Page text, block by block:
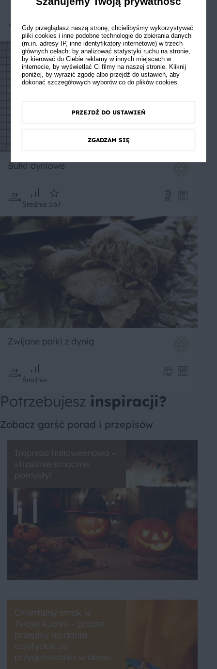
Średnie 5
Bułki dyniowe
Średnie 3.67
Zwijane pałki z dynią
Średnie
Potrzebujesz inspiracji?
Zobacz garść porad i przepisów
Impreza halloweenowa –
strasznie smaczne
pomysły!
Orientalny smak w
Twojej kuchni – proste
przepisy na dania
azjatyckie do
przygotowania w domu
Gdy przeglądasz naszą stronę, chcielibyśmy wykorzystywać
pliki cookies i inne podobne technologie do zbierania danych
(m.in. adresy IP, inne identyfikatory internetowe) w trzech
głównych celach: by analizować statystyki ruchu na stronie,
by kierować do Ciebie reklamy w innych miejscach w
internecie, by wyświetlać Ci filmy na naszej stronie. Kliknij
poniżej, by wyrazić zgodę albo przejdź do ustawień, aby
dokonać szczegółowych wyborów co do plików cookies.
PRZEJDŹ DO USTAWIEŃ
ZGADZAM SIĘ